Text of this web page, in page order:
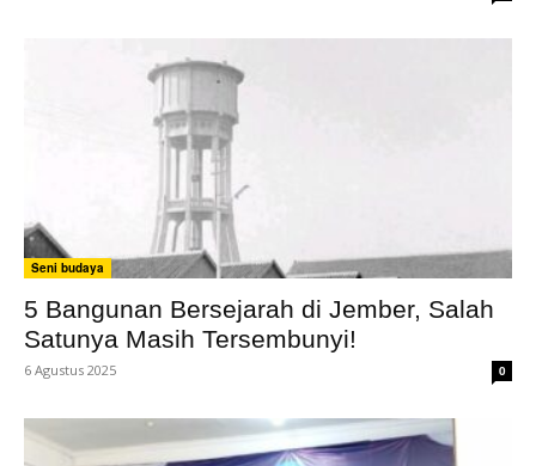
Seni budaya
5 Bangunan Bersejarah di Jember, Salah
Satunya Masih Tersembunyi!
6 Agustus 2025 0